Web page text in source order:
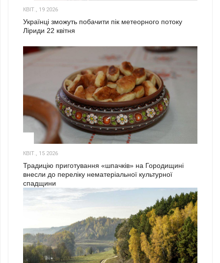
КВІТ., 19 2026
Українці зможуть побачити пік метеорного потоку
Ліриди 22 квітня
КВІТ., 15 2026
Традицію приготування «шпачків» на Городищині
внесли до переліку нематеріальної культурної
спадщини